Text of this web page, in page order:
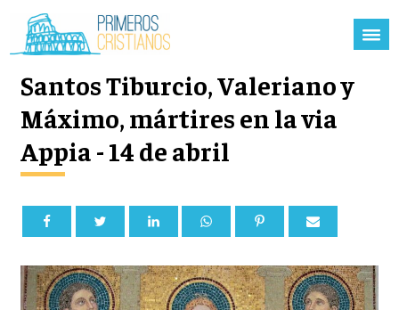
Santos Tiburcio, Valeriano y
Máximo, mártires en la via
Appia - 14 de abril